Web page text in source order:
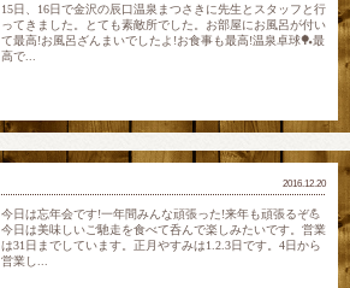
15日、16日で金沢の辰口温泉まつさきに先生とスタッフと行
ってきました。とても素敵所でした。お部屋にお風呂が付い
て最高!お風呂ざんまいでしたよ!お食事も最高!温泉卓球🏓最
高で...
2016.12.20
今日は忘年会です!一年間みんな頑張った!来年も頑張るぞ💪
今日は美味しいご馳走を食べて呑んで楽しみたいです。営業
は31日までしています。正月やすみは1.2.3日です。4日から
営業し...